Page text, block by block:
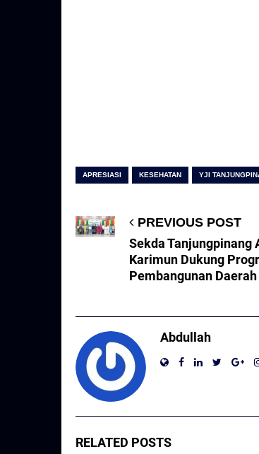
APRESIASI KESEHATAN YJI
PREVIOUS POST
Sekda Tanjungpinang
Karimun Dukung
Pembangunan Daerah
Abdullah
RELATED POSTS